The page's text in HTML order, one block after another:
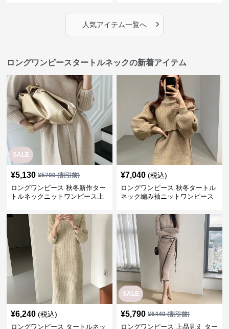
人気アイテム一覧へ ›
ロングワンピースタートルネックの新着アイテム
SALE
¥5,130 ¥5700(割引前)
ロングワンピース 秋冬新作ター
トルネックニットワンピース上
¥7,040 (税込)
ロングワンピース 秋冬タートル
ネック編み袖ニットワンピース
¥6,240 (税込)
ロングワンピース タートルネッ
SALE
¥5,790 ¥6440(割引前)
ロングワンピース 上品見え ター